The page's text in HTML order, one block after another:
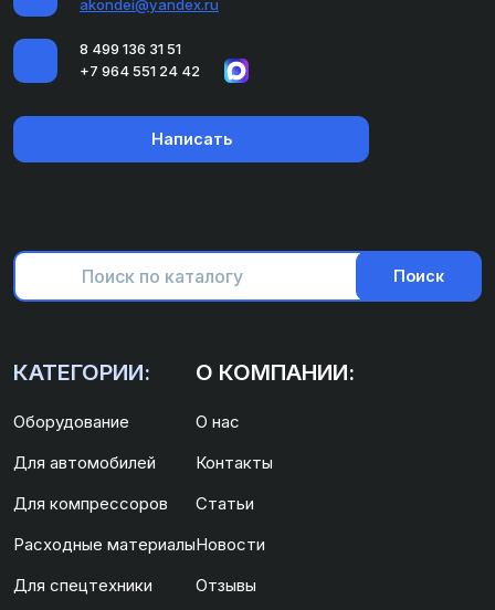
akondei@yandex.ru
8 499 136 31 51
+7 964 551 24 42
Написать
Поиск
КАТЕГОРИИ:
Оборудование
Для автомобилей
Для компрессоров
Расходные материалы
Для спецтехники
О КОМПАНИИ:
О нас
Контакты
Статьи
Новости
Отзывы